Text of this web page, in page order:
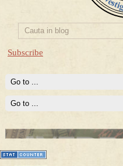
Subscribe
Prima mea carte publicata
Averea Presedintelui: prima
conturi secrete ale Securitatii.